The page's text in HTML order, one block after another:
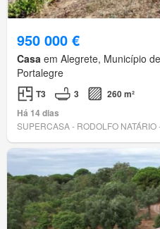
950 000 €
Casa em Alegrete, Município
Portalegre
T3 3
260 m²
Há 14 dias
SUPERCASA - RODOLFO NATÁRIO